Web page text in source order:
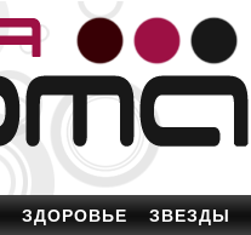
ЗДОРОВЬЕ ЗВЕЗДЫ